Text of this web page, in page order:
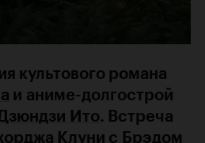
культового романа
и аниме-долгострой
Ито. Встреча
Клуни с Брэдом